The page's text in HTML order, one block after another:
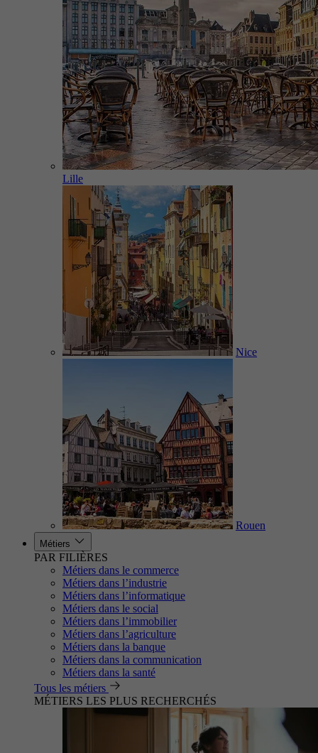
Lille
Nice
Rouen
Métiers
PAR FILIÈRES
Métiers dans le commerce
Métiers dans l’industrie
Métiers dans l’informatique
Métiers dans le social
Métiers dans l’immobilier
Métiers dans l’agriculture
Métiers dans la banque
Métiers dans la communication
Métiers dans la santé
Tous les métiers
MÉTIERS LES PLUS RECHERCHÉS